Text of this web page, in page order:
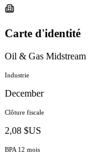
Carte d'identité
Oil & Gas Midstream
Industrie
December
Clôture fiscale
2,08 $US
BPA 12 mois